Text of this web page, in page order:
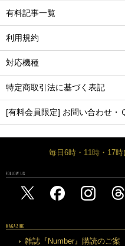
有料記事一覧
利用規約
対応機種
特定商取引法に基づく表記
[有料会員限定] お問い合わせ・
毎日6時・11時・17
FOLLOW US
MAGAZINE
雑誌『Number』購読のご案